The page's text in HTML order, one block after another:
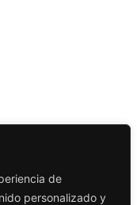
de
personalizado y